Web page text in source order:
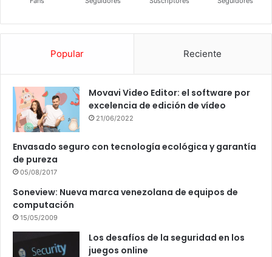
Popular Reciente
Movavi Video Editor: el software por
excelencia de edición de vídeo
21/06/2022
Envasado seguro con tecnología ecológica y garantía
de pureza
05/08/2017
Soneview: Nueva marca venezolana de equipos de
computación
15/05/2009
Los desafíos de la seguridad en los
juegos online